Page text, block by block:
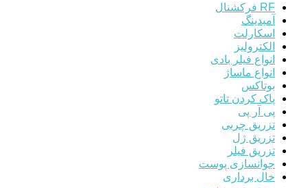
RF فرکشنال
آمبدینگ
اسکارلت
الکترولیز
انواع فیلر بادی
انواع ماساژ
بوتاکس
پاک کردن تاتو
پی آر پی
تزریق چربی
تزریق ژل
تزریق فیلر
جوانسازی پوست
خال برداری